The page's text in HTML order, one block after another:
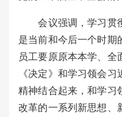
会议强调，学习贯彻
是当前和今后一个时期
员工要原原本本学、全
《决定》和学习领会
精神结合起来，和学习
改革的一系列新思想、